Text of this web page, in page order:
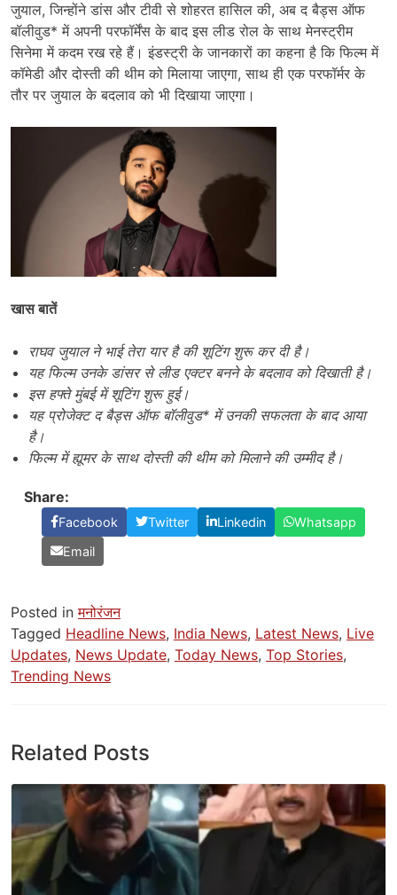
जुयाल, जिन्होंने डांस और टीवी से शोहरत हासिल की, अब द बैड्स ऑफ
बॉलीवुड* में अपनी परफॉर्मेंस के बाद इस लीड रोल के साथ मेनस्ट्रीम
सिनेमा में कदम रख रहे हैं। इंडस्ट्री के जानकारों का कहना है कि फिल्म में
कॉमेडी और दोस्ती की थीम को मिलाया जाएगा, साथ ही एक परफॉर्मर के
तौर पर जुयाल के बदलाव को भी दिखाया जाएगा।
खास बातें
राघव जुयाल ने भाई तेरा यार है की शूटिंग शुरू कर दी है।
यह फिल्म उनके डांसर से लीड एक्टर बनने के बदलाव को दिखाती है।
इस हफ्ते मुंबई में शूटिंग शुरू हुई।
यह प्रोजेक्ट द बैड्स ऑफ बॉलीवुड* में उनकी सफलता के बाद आया
है।
फिल्म में ह्यूमर के साथ दोस्ती की थीम को मिलाने की उम्मीद है।
Share:
Facebook Twitter Linkedin
Whatsapp
Email
Posted inमनोरंजन
Tagged Headline News, India News, Latest News, Live
Updates, News Update, Today News, Top Stories,
Trending News
Related Posts